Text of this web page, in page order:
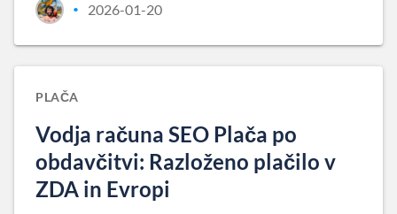
• 2026-01-20
PLAČA
Vodja računa SEO Plača po
obdavčitvi: Razloženo plačilo v
ZDA in Evropi